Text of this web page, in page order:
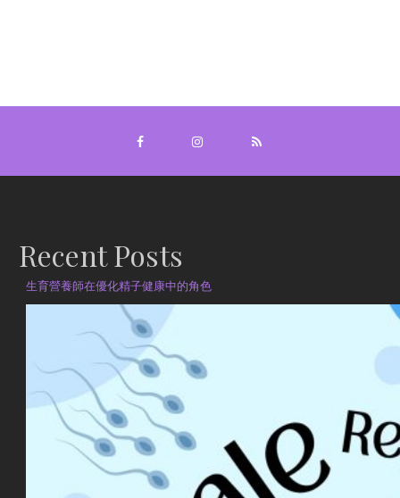
Recent Posts
生育營養師在優化精子健康中的角色